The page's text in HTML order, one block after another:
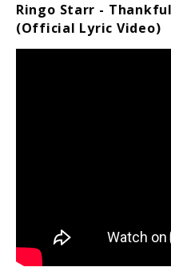
Ringo Starr -
(Official Lyric Video)